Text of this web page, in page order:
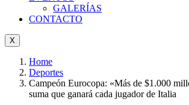
GALERÍAS
CONTACTO
X
Home
Deportes
Campeón Eurocopa: «Más de $1.000
suma que ganará cada jugador de Italia